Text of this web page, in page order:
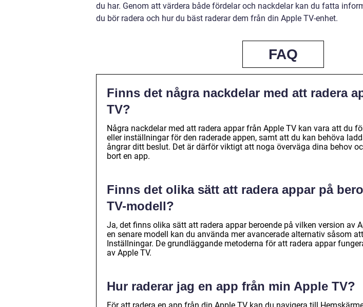
du har. Genom att värdera både fördelar och nackdelar kan du fatta
du bör radera och hur du bäst raderar dem från din Apple TV-enhet.
FAQ
Finns det några nackdelar med att radera
TV?
Några nackdelar med att radera appar från Apple TV kan vara att du
eller inställningar för den raderade appen, samt att du kan behöva
ångrar ditt beslut. Det är därför viktigt att noga överväga dina behov
bort en app.
Finns det olika sätt att radera appar på
TV-modell?
Ja, det finns olika sätt att radera appar beroende på vilken version av
en senare modell kan du använda mer avancerade alternativ såsom
Inställningar. De grundläggande metoderna för att radera appar
av Apple TV.
Hur raderar jag en app från min Apple TV?